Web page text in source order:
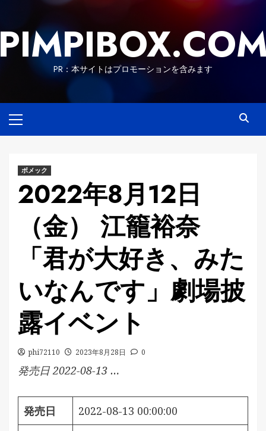
content
PR：本サイトはプロモーションを含みます
Menu
ボメック
2022年8月12日
（金） 江籠裕奈
「君が大好き、みた
いなんです」劇場披
露イベント
phi72110 2023年8月28日 0
発売日 2022-08-13 …
発売日
2022-08-13 00:00:00